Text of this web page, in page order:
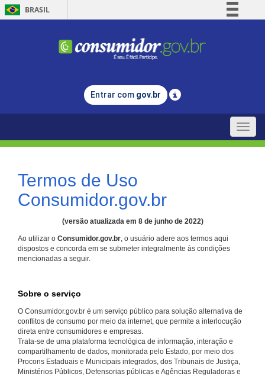
BRASIL
Comunica BR
Legislação
Entrar com gov.br
Toggle
Termos de Uso
Consumidor.gov.br
(versão atualizada em 8 de junho de 2022)
Ao utilizar o Consumidor.gov.br, o usuário adere aos termos aqui
dispostos e concorda em se submeter integralmente às condições
mencionadas a seguir.
Sobre o serviço
O Consumidor.gov.br é um serviço público para solução alternativa de
conflitos de consumo por meio da internet, que permite a interlocução
direta entre consumidores e empresas.
Trata-se de uma plataforma tecnológica de informação, interação e
compartilhamento de dados, monitorada pelo Estado, por meio dos
Procons Estaduais e Municipais integrados, dos Tribunais de Justiça,
Ministérios Públicos, Defensorias públicas e Agências Reguladoras e